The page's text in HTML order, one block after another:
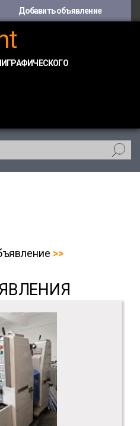
Добавить объявление